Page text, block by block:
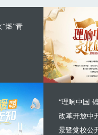
“燃”青
“理响中国·
改革开放中
景暨党校公